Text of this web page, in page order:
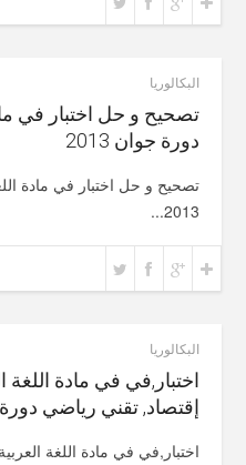
البكالوريا
تصحيح و حل اختبار في
دورة جوان 2013
تصحيح و حل اختبار في مادة
2013...
البكالوريا
اختبار,في في مادة اللغة
إقتصاد, تقني رياضي دورة
اختبار,في في مادة اللغة